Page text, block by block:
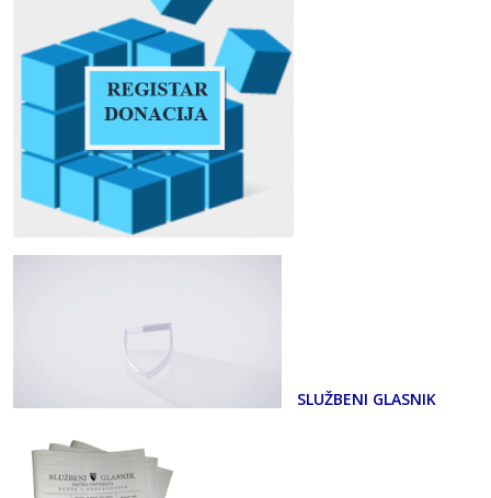
SLUŽBENI GLASNIK